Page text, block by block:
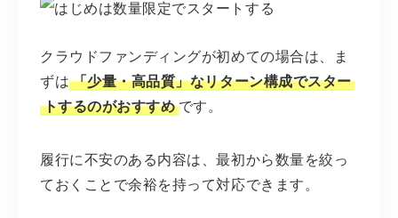
クラウドファンディングが初めての場合は、ま
ずは「少量・高品質」なリターン構成でスター
トするのがおすすめです。
履行に不安のある内容は、最初から数量を絞っ
ておくことで余裕を持って対応できます。